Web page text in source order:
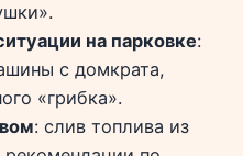
на парковке:
с домкрата,
«грибка».
: слив топлива из